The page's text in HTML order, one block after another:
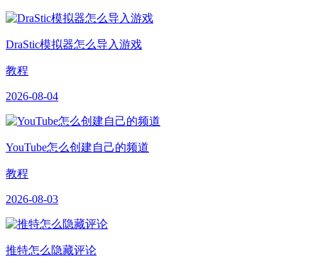
DraStic模拟器怎么导入游戏
教程
2026-08-04
YouTube怎么创建自己的频道
教程
2026-08-03
推特怎么隐藏评论